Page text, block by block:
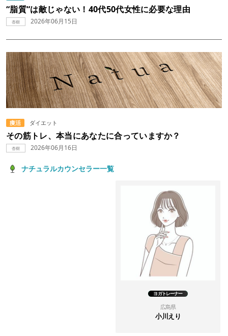
“脂質“は敵じゃない！40代50代女性に必要な理由
杏樹 2026年06月15日
痩活 ダイエット
その筋トレ、本当にあなたに合っていますか？
杏樹 2026年06月16日
ナチュラルカウンセラー一覧
ヨガトレーナー
広島県
小川えり